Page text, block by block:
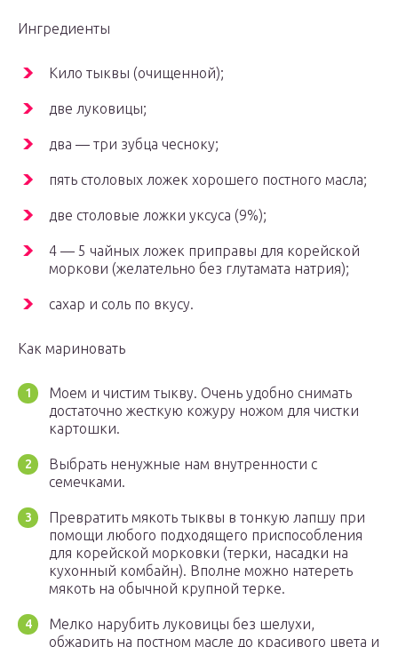
Ингредиенты
Кило тыквы (очищенной);
две луковицы;
два — три зубца чесноку;
пять столовых ложек хорошего постного масла;
две столовые ложки уксуса (9%);
4 — 5 чайных ложек приправы для корейской
моркови (желательно без глутамата натрия);
сахар и соль по вкусу.
Как мариновать
Моем и чистим тыкву. Очень удобно снимать
достаточно жесткую кожуру ножом для чистки
картошки.
Выбрать ненужные нам внутренности с
семечками.
Превратить мякоть тыквы в тонкую лапшу при
помощи любого подходящего приспособления
для корейской морковки (терки, насадки на
кухонный комбайн). Вполне можно натереть
мякоть на обычной крупной терке.
Мелко нарубить луковицы без шелухи,
обжарить на постном масле до красивого цвета и